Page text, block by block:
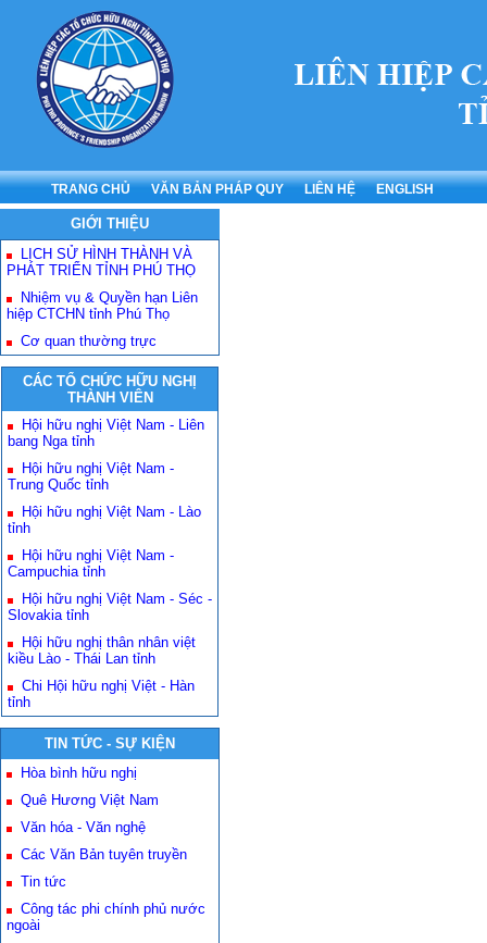
TRANG CHỦ VĂN BẢN PHÁP QUY LIÊN HỆ ENGLISH
GIỚI THIỆU
LỊCH SỬ HÌNH THÀNH VÀ
PHÁT TRIỂN TỈNH PHÚ THỌ
Nhiệm vụ & Quyền hạn Liên
hiệp CTCHN tỉnh Phú Thọ
Cơ quan thường trực
CÁC TỔ CHỨC HỮU NGHỊ
THÀNH VIÊN
Hội hữu nghị Việt Nam - Liên
bang Nga tỉnh
Hội hữu nghị Việt Nam -
Trung Quốc tỉnh
Hội hữu nghị Việt Nam - Lào
tỉnh
Hội hữu nghị Việt Nam -
Campuchia tỉnh
Hội hữu nghị Việt Nam - Séc -
Slovakia tỉnh
Hội hữu nghị thân nhân việt
kiều Lào - Thái Lan tỉnh
Chi Hội hữu nghị Việt - Hàn
tỉnh
TIN TỨC - SỰ KIỆN
Hòa bình hữu nghị
Quê Hương Việt Nam
Văn hóa - Văn nghệ
Các Văn Bản tuyên truyền
Tin tức
Công tác phi chính phủ nước
ngoài